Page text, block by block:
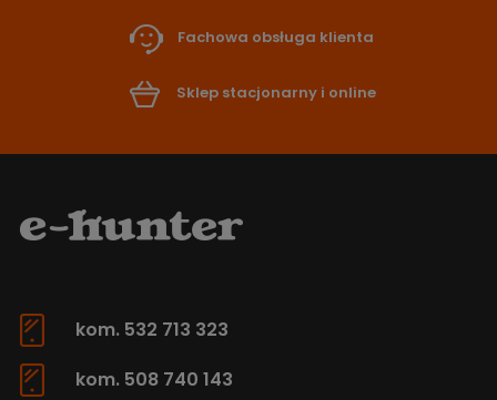
Fachowa obsługa klienta
Sklep stacjonarny i online
kom. 532 713 323
kom. 508 740 143